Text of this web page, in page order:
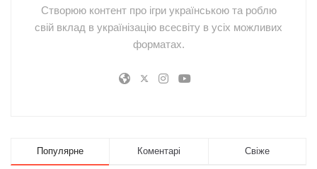
Створюю контент про ігри українською та роблю
свій вклад в українізацію всесвіту в усіх можливих
форматах.
Популярне Коментарі Свіже